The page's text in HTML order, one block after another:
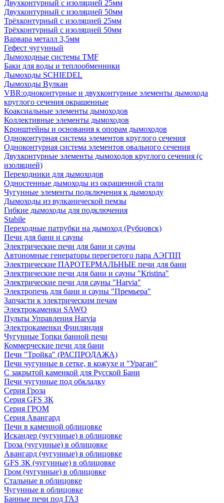
Двухконтурный с изоляцией 25мм
Двухконтурный с изоляцией 50мм
Трёхконтурный с изоляцией 25мм
Трёхконтурный с изоляцией 50мм
Варвара металл 3,5мм
Гефест чугунный
Дымоходные системы TMF
Баки для воды и теплообменники
Дымоходы SCHIEDEL
Дымоходы Вулкан
VBR:одноконтурные и двухконтурные элементы дымохода
круглого сечения окрашенные
Коаксиальные элементы дымоходов
Коллективные элементы дымоходов
Кронштейны и основания к опорам дымоходов
Одноконтурная система элементов круглого сечения
Одноконтурная система элементов овального сечения
Двухконтурные элементы дымоходов круглого сечения (с
изоляцией)
Переходники для дымоходов
Одностенные дымоходы из окрашенной стали
Чугунные элементы подключения к дымоходу
Дымоходы из вулканической пемзы
Гибкие дымоходы для подключения
Stabile
Переходные патрубки на дымоход (Рубцовск)
Печи для бани и сауны
Электрические печи для бани и сауны
Автономные генераторы перегретого пара АЭГПП
Электрические ПАРОТЕРМАЛЬНЫЕ печи для бани
Электрические печи для бани и сауны "Кristina"
Электрические печи для сауны "Harvia"
Электропечь для бани и сауны "Премьера"
Запчасти к электрическим печам
Электрокаменки SAWO
Пульты Управления Harvia
Электрокаменки Финляндия
Чугунные Топки банной печи
Коммерческие печи для бани
Печи "Тройка" (РАСПРОДАЖА)
Печи чугунные в сетке, в кожухе и "Ураган"
С закрытой каменкой для Русской Бани
Печи чугунные под обкладку
Серия Гроза
Серия GFS ЗК
Серия ГРОМ
Серия Авангард
Печи в каменной облицовке
Искандер (чугунные) в облицовке
Гроза (чугунные) в облицовке
Авангард (чугунные) в облицовке
GFS ЗК (чугунные) в облицовке
Гром (чугунные) в облицовке
Стальные в облицовке
Чугунные в облицовке
Банные печи под ГАЗ